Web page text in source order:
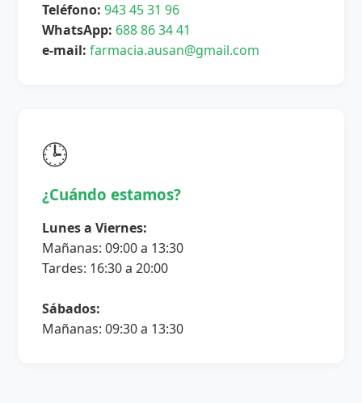
Teléfono: 943 45 31 96
WhatsApp: 688 86 34 41
e-mail: farmacia.ausan@gmail.com
🕒
¿Cuándo estamos?
Lunes a Viernes:
Mañanas: 09:00 a 13:30
Tardes: 16:30 a 20:00
Sábados:
Mañanas: 09:30 a 13:30